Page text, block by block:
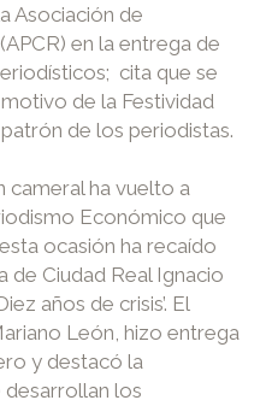
Asociación de
en la entrega de
cita que se
de la Festividad
de los periodistas.
cameral ha vuelto a
Económico que
ocasión ha recaído
de Ciudad Real Ignacio
años de crisis’. El
León, hizo entrega
y destacó la
los